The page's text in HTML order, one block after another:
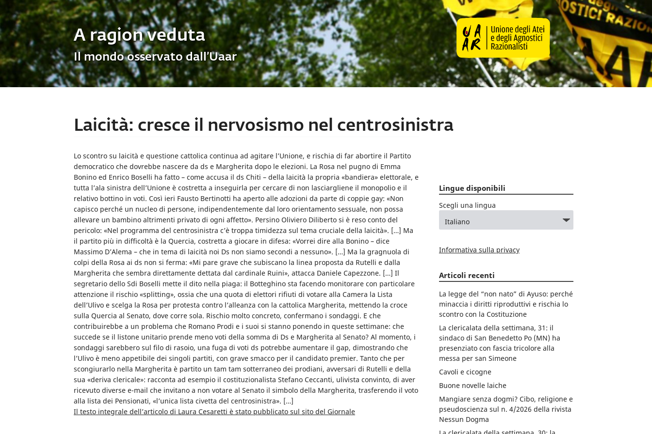
A ragion veduta
Il mondo osservato dall’Uaar
Laicità: cresce il nervosismo nel centrosinistra
Lo scontro su laicità e questione cattolica continua ad agitare l’Unione, e rischia di far abortire il Partito
democratico che dovrebbe nascere da ds e Margherita dopo le elezioni. La Rosa nel pugno di Emma
Bonino ed Enrico Boselli ha fatto – come accusa il ds Chiti – della laicità la propria «bandiera» elettorale, e
tutta l’ala sinistra dell’Unione è costretta a inseguirla per cercare di non lasciargliene il monopolio e il
relativo bottino in voti. Così ieri Fausto Bertinotti ha aperto alle adozioni da parte di coppie gay: «Non
capisco perché un nucleo di persone, indipendentemente dal loro orientamento sessuale, non possa
allevare un bambino altrimenti privato di ogni affetto». Persino Oliviero Diliberto si è reso conto del
pericolo: «Nel programma del centrosinistra c’è troppa timidezza sul tema cruciale della laicità». […] Ma
il partito più in difficoltà è la Quercia, costretta a giocare in difesa: «Vorrei dire alla Bonino – dice
Massimo D’Alema – che in tema di laicità noi Ds non siamo secondi a nessuno». […] Ma la gragnuola di
colpi della Rosa ai ds non si ferma: «Mi pare grave che subiscano la linea proposta da Rutelli e dalla
Margherita che sembra direttamente dettata dal cardinale Ruini», attacca Daniele Capezzone. […] Il
segretario dello Sdi Boselli mette il dito nella piaga: il Botteghino sta facendo monitorare con particolare
attenzione il rischio «splitting», ossia che una quota di elettori rifiuti di votare alla Camera la Lista
dell’Ulivo e scelga la Rosa per protesta contro l’alleanza con la cattolica Margherita, mettendo la croce
sulla Quercia al Senato, dove corre sola. Rischio molto concreto, confermano i sondaggi. E che
contribuirebbe a un problema che Romano Prodi e i suoi si stanno ponendo in queste settimane: che
succede se il listone unitario prende meno voti della somma di Ds e Margherita al Senato? Al momento, i
sondaggi sarebbero sul filo di rasoio, una fuga di voti ds potrebbe aumentare il gap, dimostrando che
l’Ulivo è meno appetibile dei singoli partiti, con grave smacco per il candidato premier. Tanto che per
scongiurarlo nella Margherita è partito un tam tam sotterraneo dei prodiani, avversari di Rutelli e della
sua «deriva clericale»: racconta ad esempio il costituzionalista Stefano Ceccanti, ulivista convinto, di aver
ricevuto diverse e-mail che invitano a non votare al Senato il simbolo della Margherita, trasferendo il voto
alla lista dei Pensionati, «l’unica lista civetta del centrosinistra». […]
Il testo integrale dell’articolo di Laura Cesaretti è stato pubblicato sul sito del Giornale
Lingue disponibili
Scegli una lingua
Informativa sulla privacy
Articoli recenti
La legge del “non nato” di Ayuso: perché
minaccia i diritti riproduttivi e rischia lo
scontro con la Costituzione
La clericalata della settimana, 31: il
sindaco di San Benedetto Po (MN) ha
presenziato con fascia tricolore alla
messa per san Simeone
Cavoli e cicogne
Buone novelle laiche
Mangiare senza dogmi? Cibo, religione e
pseudoscienza sul n. 4/2026 della rivista
Nessun Dogma